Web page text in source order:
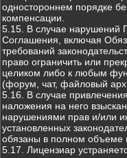
одностороннем порядке
компенсации.
5.15. В случае нарушений
Соглашения, включая
требований
право ограничить или
целиком либо к любым
(форум, чат, файловый
5.16. В случае
наложения на него
нарушениями прав и/или
установленных
обязаны в полном объеме
5.17. Лицензиар